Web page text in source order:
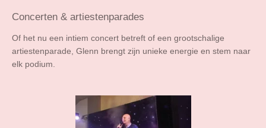
Concerten & artiestenparades
Of het nu een intiem concert betreft of een grootschalige
artiestenparade, Glenn brengt zijn unieke energie en stem naar
elk podium.